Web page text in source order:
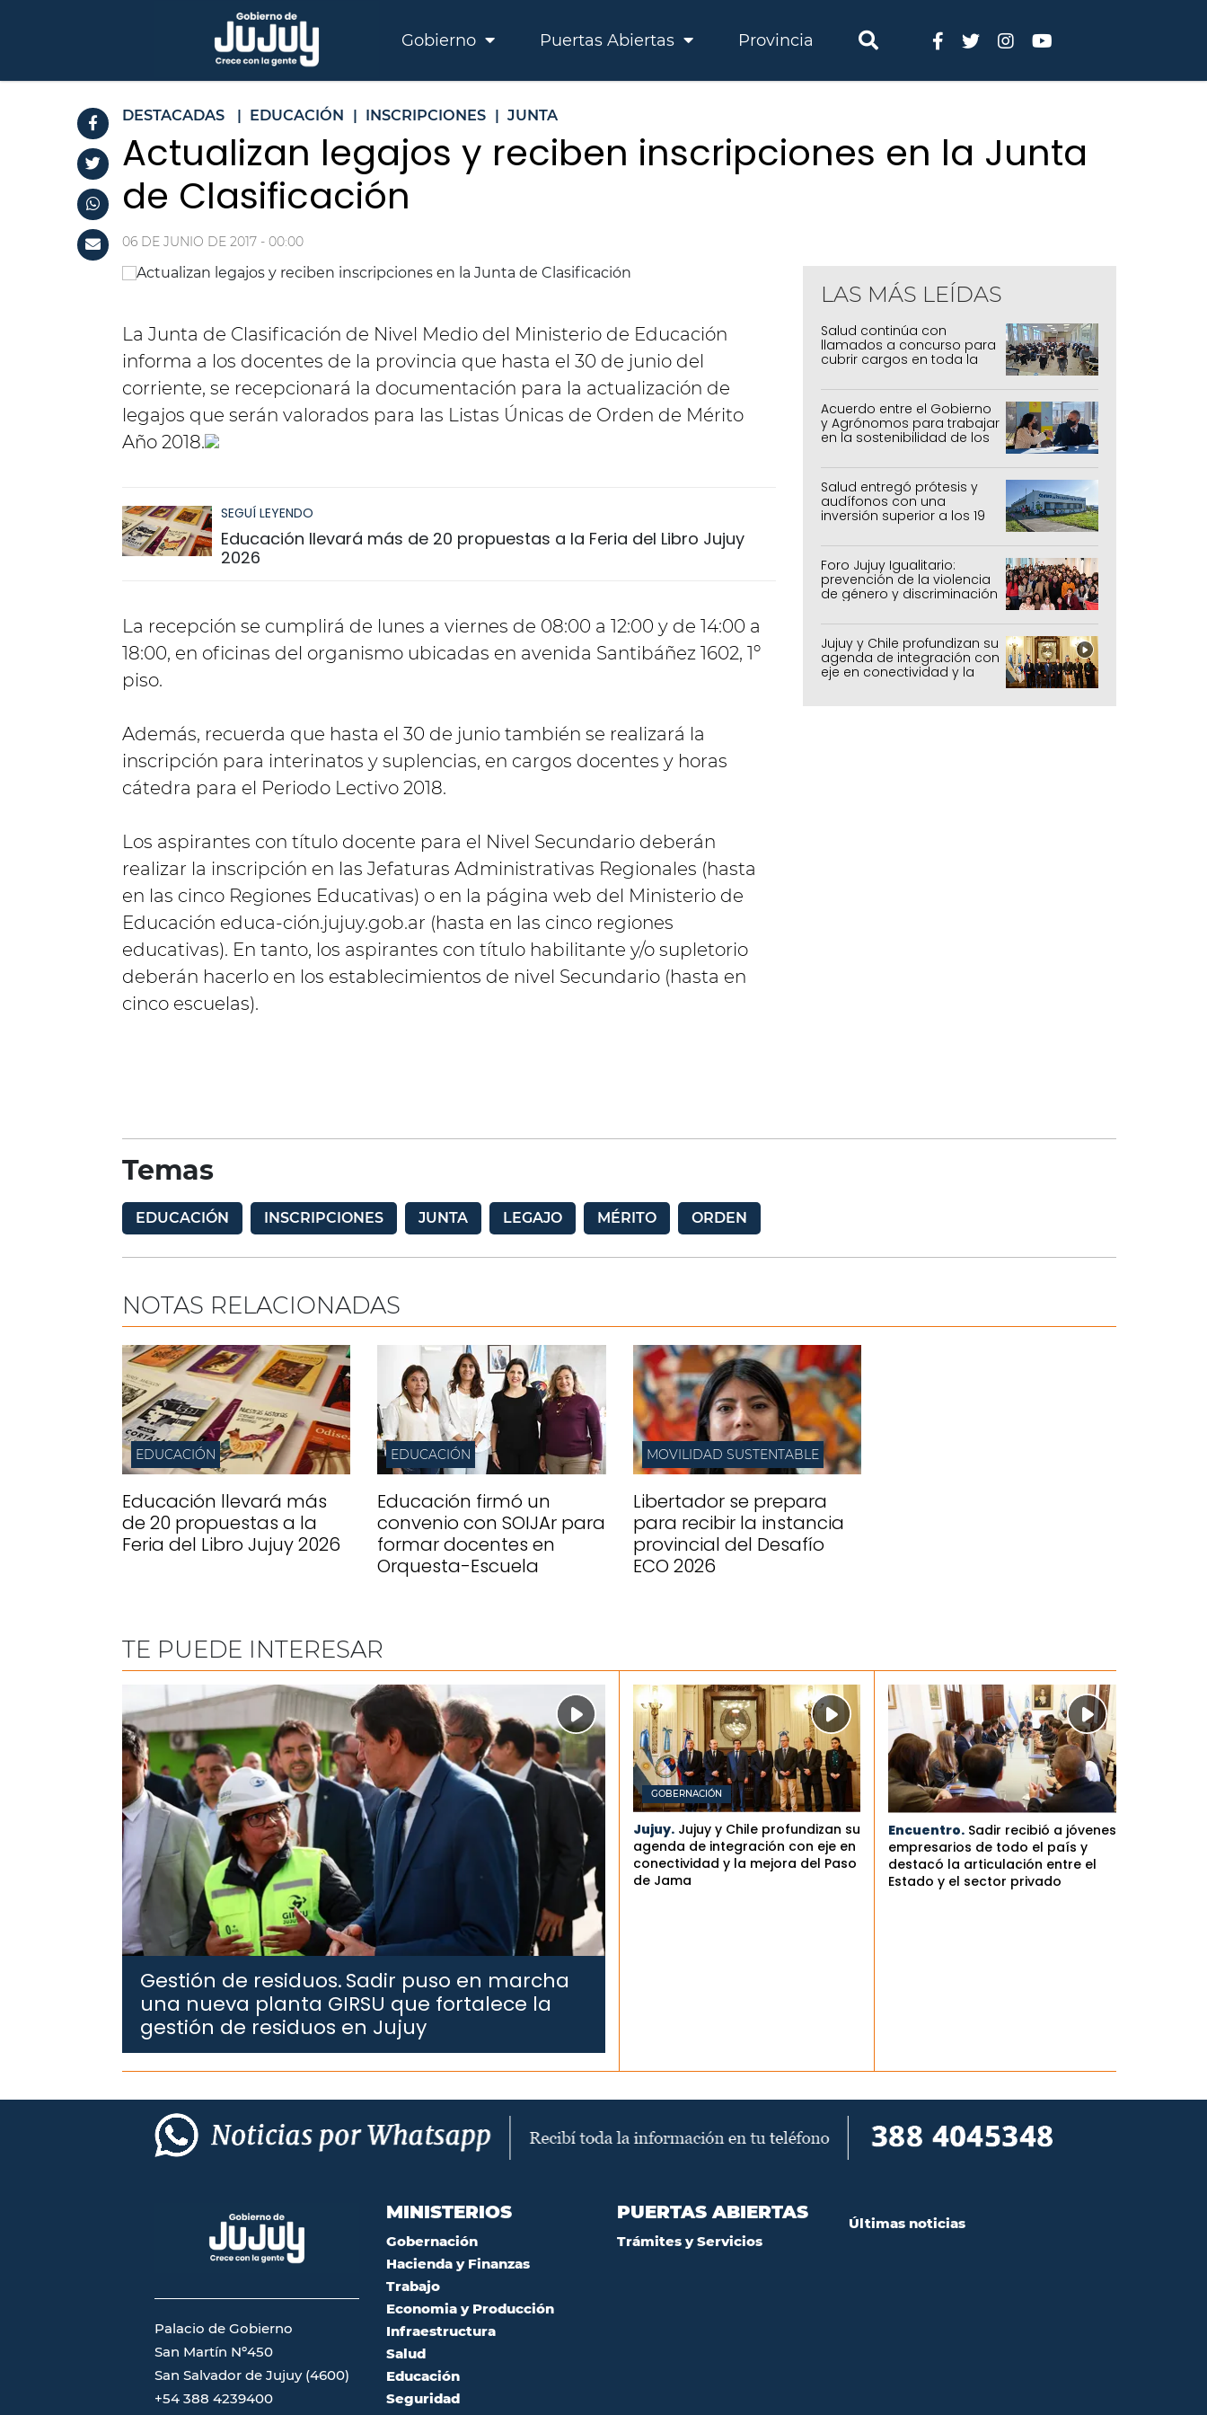
Gobierno Puertas Abiertas Provincia
DESTACADAS | EDUCACIÓN | INSCRIPCIONES | JUNTA
Actualizan legajos y reciben inscripciones en la Junta
de Clasificación
06 DE JUNIO DE 2017 - 00:00
La Junta de Clasificación de Nivel Medio del Ministerio de Educación
informa a los docentes de la provincia que hasta el 30 de junio del
corriente, se recepcionará la documentación para la actualización de
legajos que serán valorados para las Listas Únicas de Orden de Mérito
Año 2018.
SEGUÍ LEYENDO
Educación llevará más de 20 propuestas a la Feria del Libro Jujuy
2026
La recepción se cumplirá de lunes a viernes de 08:00 a 12:00 y de 14:00 a
18:00, en oficinas del organismo ubicadas en avenida Santibáñez 1602, 1º
piso.
Además, recuerda que hasta el 30 de junio también se realizará la
inscripción para interinatos y suplencias, en cargos docentes y horas
cátedra para el Periodo Lectivo 2018.
Los aspirantes con título docente para el Nivel Secundario deberán
realizar la inscripción en las Jefaturas Administrativas Regionales (hasta
en las cinco Regiones Educativas) o en la página web del Ministerio de
Educación educa-ción.jujuy.gob.ar (hasta en las cinco regiones
educativas). En tanto, los aspirantes con título habilitante y/o supletorio
deberán hacerlo en los establecimientos de nivel Secundario (hasta en
cinco escuelas).
LAS MÁS LEÍDAS
Salud continúa con
llamados a concurso para
cubrir cargos en toda la
Acuerdo entre el Gobierno
y Agrónomos para trabajar
en la sostenibilidad de los
agrícolas, pecuarios y
forestal
Salud entregó prótesis y
audífonos con una
inversión superior a los 19
millones de pesos
Foro Jujuy Igualitario:
prevención de la violencia
de género y discriminación
Jujuy y Chile profundizan su
agenda de integración con
eje en conectividad y la
mejora del Paso de Jama
Temas
EDUCACIÓN INSCRIPCIONES JUNTA LEGAJO MÉRITO ORDEN
NOTAS RELACIONADAS
EDUCACIÓN
Educación llevará más
de 20 propuestas a la
Feria del Libro Jujuy 2026
EDUCACIÓN
Educación firmó un
convenio con SOIJAr para
formar docentes en
Orquesta-Escuela
MOVILIDAD SUSTENTABLE
Libertador se prepara
para recibir la instancia
provincial del Desafío
ECO 2026
TE PUEDE INTERESAR
Gestión de residuos.Sadir puso en marcha
una nueva planta GIRSU que fortalece la
gestión de residuos en Jujuy
GOBERNACIÓN
Jujuy. Jujuy y Chile profundizan su
agenda de integración con eje en
conectividad y la mejora del Paso
de Jama
Encuentro. Sadir recibió a jóvenes
empresarios de todo el país y
destacó la articulación entre el
Estado y el sector privado
Palacio de Gobierno
San Martín Nº450
San Salvador de Jujuy (4600)
+54 388 4239400
MINISTERIOS
Gobernación
Hacienda y Finanzas
Trabajo
Economia y Producción
Infraestructura
Salud
Educación
Seguridad
PUERTAS ABIERTAS
Trámites y Servicios
Últimas noticias